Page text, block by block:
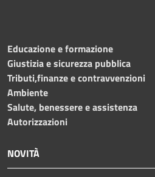
Educazione e formazione
Giustizia e sicurezza pubblica
Tributi,finanze e contravvenzioni
Ambiente
Salute, benessere e assistenza
Autorizzazioni
NOVITÀ